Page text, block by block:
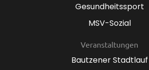
Gesundheitssport
MSV-Sozial
Veranstaltungen
Bautzener Stadtlauf